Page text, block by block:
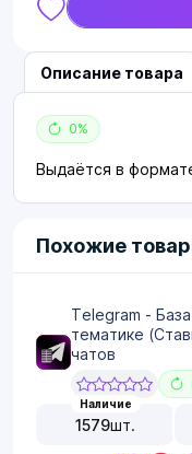
Описание товара
0%
Выдаётся в
Похожие
Telegram -
тематике
чатов
Наличие
1579шт.